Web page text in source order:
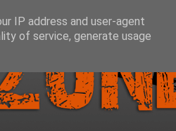
IP address and user-agent
of service, generate usage